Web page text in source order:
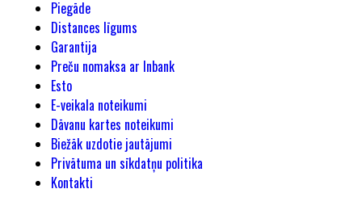
Piegāde
Distances līgums
Garantija
Preču nomaksa ar Inbank
Esto
E-veikala noteikumi
Dāvanu kartes noteikumi
Biežāk uzdotie jautājumi
Privātuma un sīkdatņu politika
Kontakti